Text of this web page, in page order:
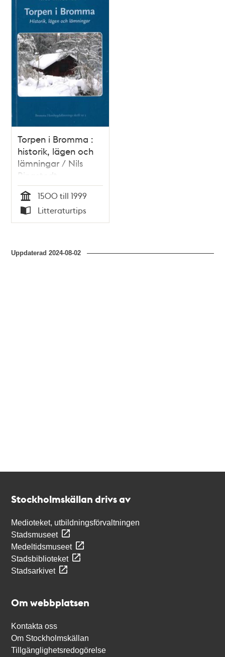
Torpen i Bromma :
historik, lägen och
lämningar / Nils
Ringstedt
Tid
1500 till 1999
Typ
Litteraturtips
Uppdaterad2024-08-02
Stockholmskällan drivs av
Medioteket, utbildningsförvaltningen
Stadsmuseet
Medeltidsmuseet
Stadsbiblioteket
Stadsarkivet
Om webbplatsen
Kontakta oss
Om Stockholmskällan
Tillgänglighetsredogörelse